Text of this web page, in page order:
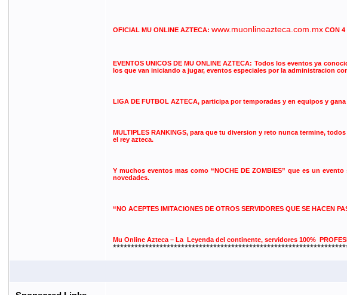
OFICIAL MU ONLINE AZTECA: www.muonlineazteca.com.mxCON 4
EVENTOS UNICOS DE MU ONLINE AZTECA: Todos los eventos ya
los que van iniciando a jugar, eventos especiales por la administracion
LIGA DE FUTBOL AZTECA, participa por temporadas y en equipos y
MULTIPLES RANKINGS, para que tu diversion y reto nunca termine,
el rey azteca.
Y muchos eventos mas como “NOCHE DE ZOMBIES” que es un
novedades.
“NO ACEPTES IMITACIONES DE OTROS SERVIDORES QUE SE HACEN
Mu Online Azteca – La Leyenda del continente, servidores 100%